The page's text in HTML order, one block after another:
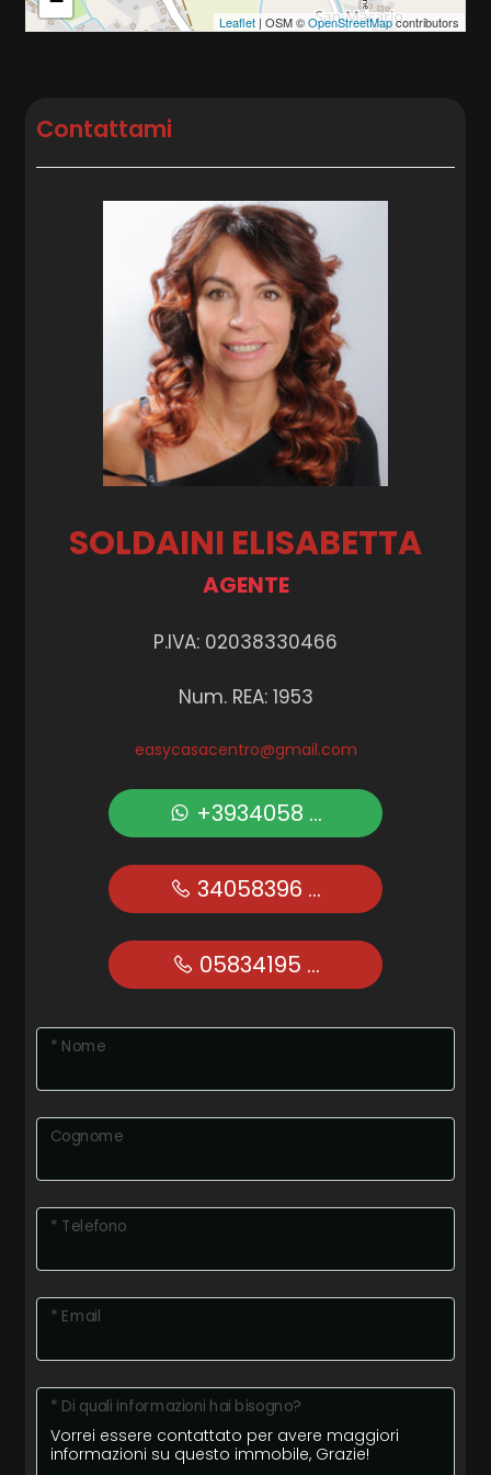
Leaflet| OSM ©OpenStreetMapcontributors
Contattami
SOLDAINI ELISABETTA
AGENTE
P.IVA: 02038330466
Num. REA: 1953
easycasacentro@gmail.com
+3934058 ...
34058396 ...
05834195 ...
* Nome
Cognome
* Telefono
* Email
* Di quali informazioni hai bisogno?